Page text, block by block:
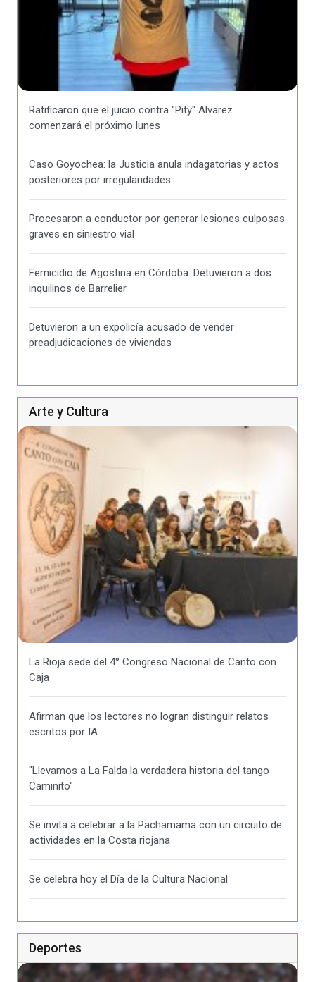
Ratificaron que el juicio contra "Pity" Alvarez
comenzará el próximo lunes
Caso Goyochea: la Justicia anula indagatorias y actos
posteriores por irregularidades
Procesaron a conductor por generar lesiones culposas
graves en siniestro vial
Femicidio de Agostina en Córdoba: Detuvieron a dos
inquilinos de Barrelier
Detuvieron a un expolicía acusado de vender
preadjudicaciones de viviendas
Arte y Cultura
La Rioja sede del 4° Congreso Nacional de Canto con
Caja
Afirman que los lectores no logran distinguir relatos
escritos por IA
"Llevamos a La Falda la verdadera historia del tango
Caminito"
Se invita a celebrar a la Pachamama con un circuito de
actividades en la Costa riojana
Se celebra hoy el Día de la Cultura Nacional
Deportes